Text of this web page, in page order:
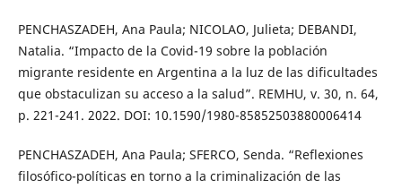
PENCHASZADEH, Ana Paula; NICOLAO, Julieta; DEBANDI,
Natalia. “Impacto de la Covid-19 sobre la población
migrante residente en Argentina a la luz de las dificultades
que obstaculizan su acceso a la salud”. REMHU, v. 30, n. 64,
p. 221-241. 2022. DOI: 10.1590/1980-85852503880006414
PENCHASZADEH, Ana Paula; SFERCO, Senda. “Reflexiones
filosófico-políticas en torno a la criminalización de las